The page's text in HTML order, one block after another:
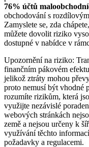
76% účtů
obchodování s
Zamyslete se, zda
můžete dovolit riziko
dostupné v nabídce v
Upozornění na riziko:
finančním pákovém
jelikož ztráty mohou
proto nemusí být vhodné
rozumíte rizikům, která
využijte nezávislé
webových stránkách
země a nejsou určeny k
využívání těchto
požadavky a regulacemi.